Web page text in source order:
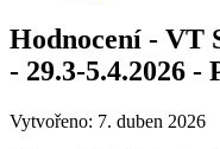
Hodnocení - VT
- 29.3-5.4.2026 -
Vytvořeno: 7. duben 2026